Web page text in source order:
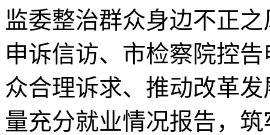
监委整治群众身边不正
申诉信访、市检察院控
众合理诉求、推动改革
量充分就业情况报告，